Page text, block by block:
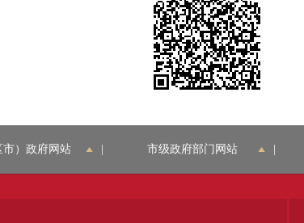
市）政府网站 市级政府部门网站